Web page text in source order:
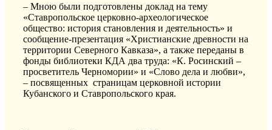
– Мною были подготовлены доклад на тему
«Ставропольское церковно-археологическое
общество: история становления и деятельность» и
сообщение-презентация «Христианские древности на
территории Северного Кавказа», а также переданы в
фонды библиотеки КДА два труда: «К. Росинский –
просветитель Черномории» и «Слово дела и любви»,
– посвященных страницам церковной истории
Кубанского и Ставропольского края.